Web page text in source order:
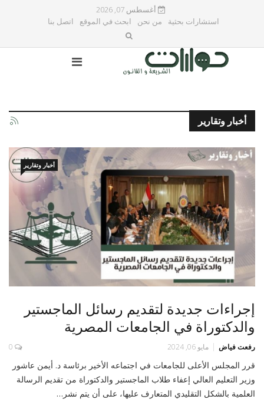
أغسطس 07, 2026
استشارات بحثية
من نحن ابحث في الموقع اتصل بنا
أخبار وتقارير
أخبار وتقارير
إجراءات جديدة لتقديم رسائل الماجستير
والدكتوراة في الجامعات المصرية
رفعت فياض مايو 06, 2024 0
قرر المجلس الأعلى للجامعات في اجتماعه الأخير برئاسة د. أيمن عاشور
وزير التعليم العالي إعفاء طلاب الماجستير والدكتوراة من تقديم الرسالة
العلمية بالشكل التقليدي المتعارف عليها، على أن يتم نشر…